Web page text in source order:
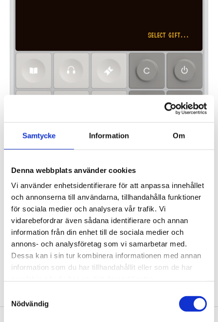
Samtycke Information Om
Denna webbplats använder cookies
Vi använder enhetsidentifierare för att anpassa innehållet
och annonserna till användarna, tillhandahålla funktioner
för sociala medier och analysera vår trafik. Vi
vidarebefordrar även sådana identifierare och annan
information från din enhet till de sociala medier och
annons- och analysföretag som vi samarbetar med.
Dessa kan i sin tur kombinera informationen med annan
information som du har tillhandahållit eller som de har
Nödvändig